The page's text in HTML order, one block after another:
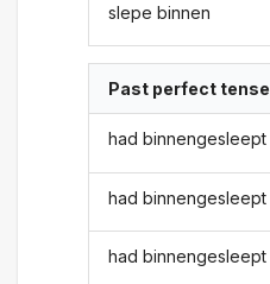
slepe binnen
Past perfect tense
had binnengesleept
had binnengesleept
had binnengesleept